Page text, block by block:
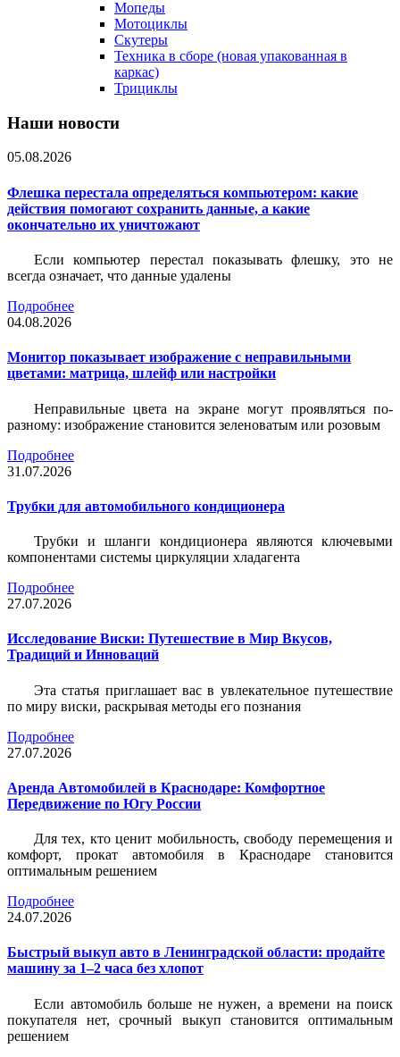
Мопеды
Мотоциклы
Скутеры
Техника в сборе (новая упакованная в
каркас)
Трициклы
Наши новости
05.08.2026
Флешка перестала определяться компьютером: какие
действия помогают сохранить данные, а какие
окончательно их уничтожают
Если компьютер перестал показывать флешку, это не
всегда означает, что данные удалены
Подробнее
04.08.2026
Монитор показывает изображение с неправильными
цветами: матрица, шлейф или настройки
Неправильные цвета на экране могут проявляться по-
разному: изображение становится зеленоватым или розовым
Подробнее
31.07.2026
Трубки для автомобильного кондиционера
Трубки и шланги кондиционера являются ключевыми
компонентами системы циркуляции хладагента
Подробнее
27.07.2026
Исследование Виски: Путешествие в Мир Вкусов,
Традиций и Инноваций
Эта статья приглашает вас в увлекательное путешествие
по миру виски, раскрывая методы его познания
Подробнее
27.07.2026
Аренда Автомобилей в Краснодаре: Комфортное
Передвижение по Югу России
Для тех, кто ценит мобильность, свободу перемещения и
комфорт, прокат автомобиля в Краснодаре становится
оптимальным решением
Подробнее
24.07.2026
Быстрый выкуп авто в Ленинградской области: продайте
машину за 1–2 часа без хлопот
Если автомобиль больше не нужен, а времени на поиск
покупателя нет, срочный выкуп становится оптимальным
решением